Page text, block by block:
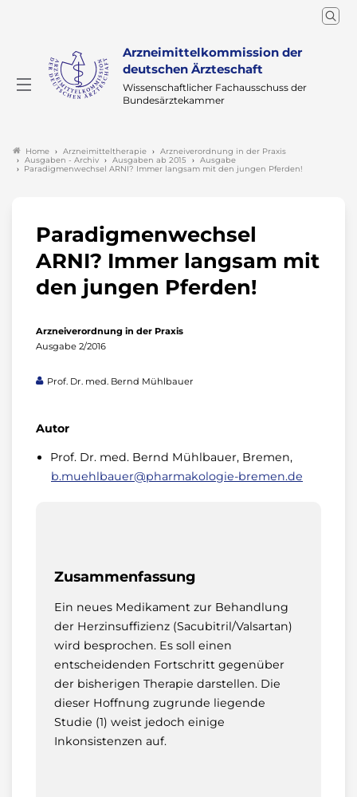
Arzneimittelkommission der
deutschen Ärzteschaft
Wissenschaftlicher Fachausschuss der
Bundesärztekammer
Home Arzneimitteltherapie
Arzneiverordnung in der Praxis
Ausgaben - Archiv
Ausgaben ab 2015
Ausgabe
Paradigmenwechsel ARNI? Immer langsam mit den jungen Pferden!
Paradigmenwechsel
ARNI? Immer langsam mit
den jungen Pferden!
Arzneiverordnung in der Praxis
Ausgabe 2/2016
Prof. Dr. med. Bernd Mühlbauer
Autor
Prof. Dr. med. Bernd Mühlbauer, Bremen,
b.muehlbauer@pharmakologie-bremen.de
Zusammenfassung
Ein neues Medikament zur Behandlung
der Herzinsuffizienz (Sacubitril/Valsartan)
wird besprochen. Es soll einen
entscheidenden Fortschritt gegenüber
der bisherigen Therapie darstellen. Die
dieser Hoffnung zugrunde liegende
Studie (1) weist jedoch einige
Inkonsistenzen auf.